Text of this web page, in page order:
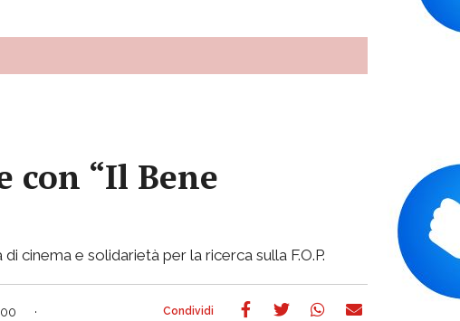
con “Il Bene
cinema e solidarietà per la ricerca sulla F.O.P.